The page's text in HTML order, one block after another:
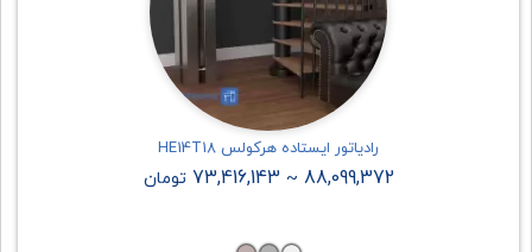
رادیاتور ایستاده هرکولس HE14T18
88,099,372
~
73,416,143 تومان